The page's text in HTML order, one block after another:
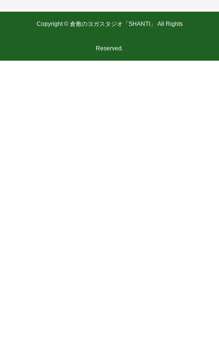
Copyright © 倉敷のヨガスタジオ「SHANTI」 All Rights
Reserved.